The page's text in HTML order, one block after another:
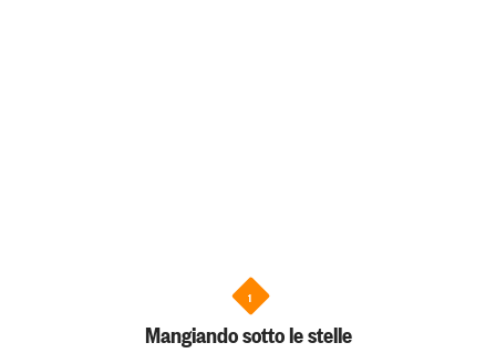
1
Mangiando sotto le stelle